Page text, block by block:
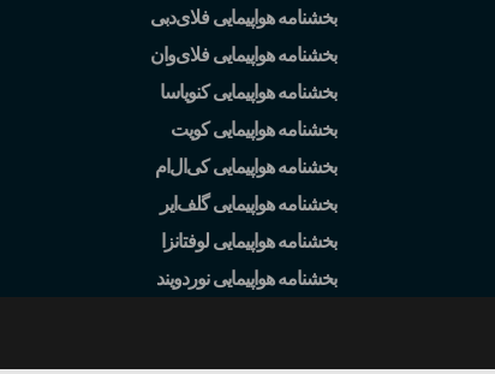
بخشنامه هواپیمایی فلایدبی
بخشنامه هواپیمایی فلایوان
بخشنامه هواپیمایی کنویاسا
بخشنامه هواپیمایی کویت
بخشنامه هواپیمایی کی الام
بخشنامه هواپیمایی گلفایر
بخشنامه هواپیمایی لوفتانزا
بخشنامه هواپیمایی نوردویند